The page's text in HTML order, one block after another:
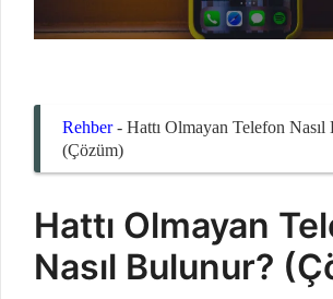
Rehber- Hattı Olmayan Telefon Nasıl
(Çözüm)
Hattı Olmayan
Nasıl Bulunur?